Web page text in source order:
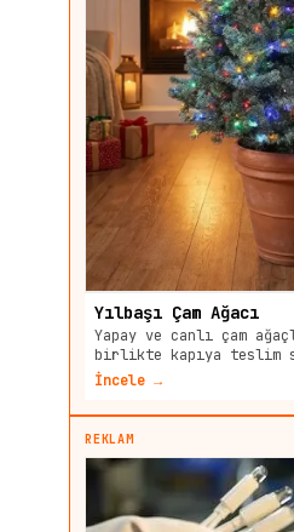
Yılbaşı Çam Ağacı
Yapay ve canlı çam
birlikte kapıya teslim
İncele →
REKLAM